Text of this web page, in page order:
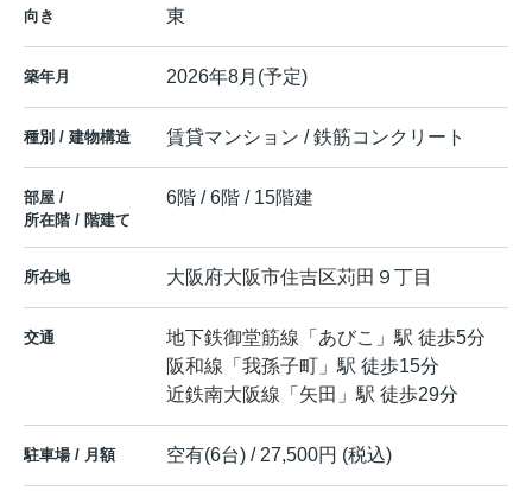
向き 東
築年月 2026年8月(予定)
種別 / 建物構造 賃貸マンション / 鉄筋コンクリート
部屋 /
所在階 / 階建て
6階 / 6階 / 15階建
所在地 大阪府大阪市住吉区苅田 ９丁目
交通 地下鉄御堂筋線 「 あびこ 」駅 徒歩5分
阪和線 「 我孫子町 」駅 徒歩15分
近鉄南大阪線 「 矢田 」駅 徒歩29分
駐車場 / 月額 空有(6台) / 27,500円 (税込)